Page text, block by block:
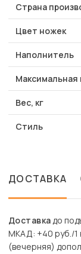
Страна
Цвет ножек
Наполнитель
Максимальная
Вес, кг
Стиль
ДОСТАВКА
Доставкадо
МКАД: +40 руб./1
(вечерняя)